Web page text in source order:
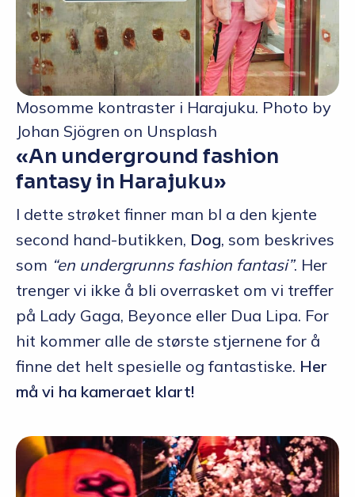
Mosomme kontraster i Harajuku. Photo by
Johan Sjögren on Unsplash
«An underground fashion
fantasy in Harajuku»
I dette strøket finner man bl a den kjente
second hand-butikken, Dog, som beskrives
som “en undergrunns fashion fantasi”. Her
trenger vi ikke å bli overrasket om vi treffer
på Lady Gaga, Beyonce eller Dua Lipa. For
hit kommer alle de største stjernene for å
finne det helt spesielle og fantastiske. Her
må vi ha kameraet klart!